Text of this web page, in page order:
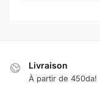
Livraison
À partir de 450da!